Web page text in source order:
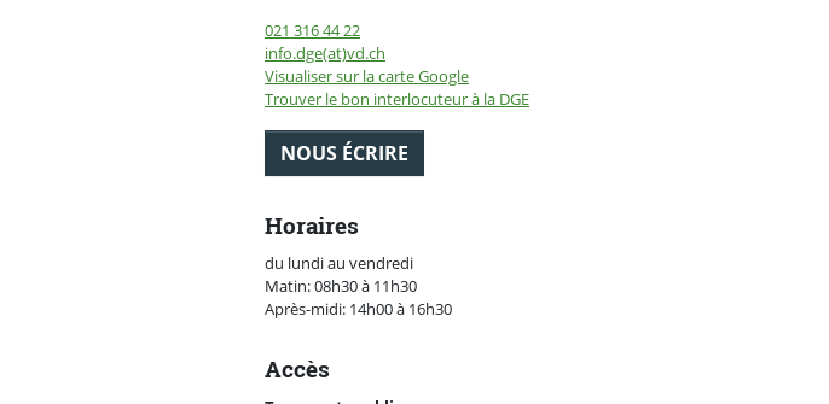
021 316 44 22
info.dge(at)vd.ch
Visualiser sur la carte Google
Trouver le bon interlocuteur à la DGE
NOUS ÉCRIRE
Horaires
du lundi au vendredi
Matin: 08h30 à 11h30
Après-midi: 14h00 à 16h30
Accès